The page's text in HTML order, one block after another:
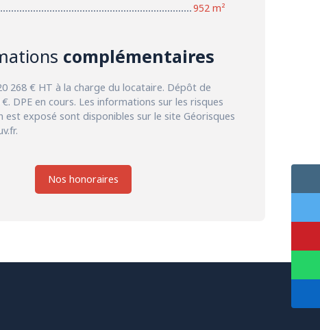
952 m²
complémentaires
268 € HT à la charge du locataire. Dépôt de
DPE en cours. Les informations sur les risques
est exposé sont disponibles sur le site Géorisques
Nos honoraires